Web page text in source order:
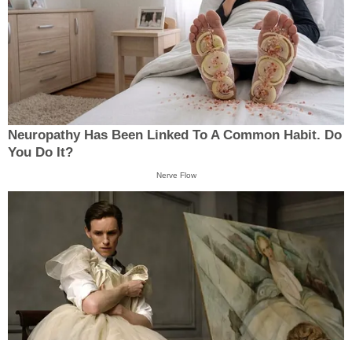
Neuropathy Has Been Linked To A Common Habit. Do
You Do It?
Nerve Flow